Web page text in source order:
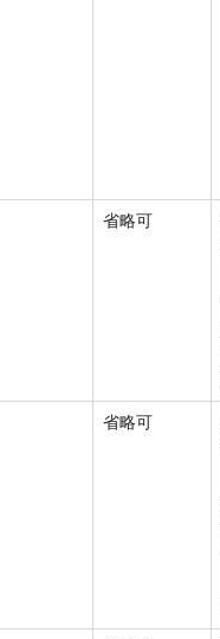
省略可
省略可